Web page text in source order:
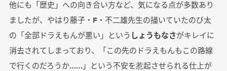
他にも「歴史」への向き合い方など、気になる点が多数あり
ましたが、やはり藤子・F・不二雄先生の描いていたのび太
の「全部ドラえもんが悪い」という しょうもなさがキレイに
消去されてしまっており、「この先のドラえもんもこの路線
で行くのだろうか……」という不安を惹起させられる仕上が